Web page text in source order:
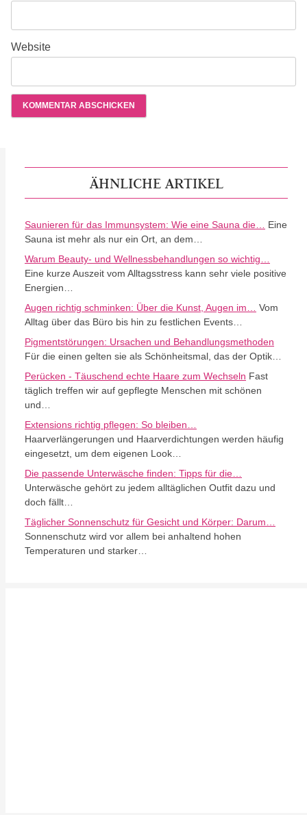
Website
ÄHNLICHE ARTIKEL
Saunieren für das Immunsystem: Wie eine Sauna die… Eine
Sauna ist mehr als nur ein Ort, an dem…
Warum Beauty- und Wellnessbehandlungen so wichtig…
Eine kurze Auszeit vom Alltagsstress kann sehr viele positive
Energien…
Augen richtig schminken: Über die Kunst, Augen im… Vom
Alltag über das Büro bis hin zu festlichen Events…
Pigmentstörungen: Ursachen und Behandlungsmethoden
Für die einen gelten sie als Schönheitsmal, das der Optik…
Perücken - Täuschend echte Haare zum Wechseln Fast
täglich treffen wir auf gepflegte Menschen mit schönen
und…
Extensions richtig pflegen: So bleiben…
Haarverlängerungen und Haarverdichtungen werden häufig
eingesetzt, um dem eigenen Look…
Die passende Unterwäsche finden: Tipps für die…
Unterwäsche gehört zu jedem alltäglichen Outfit dazu und
doch fällt…
Täglicher Sonnenschutz für Gesicht und Körper: Darum…
Sonnenschutz wird vor allem bei anhaltend hohen
Temperaturen und starker…